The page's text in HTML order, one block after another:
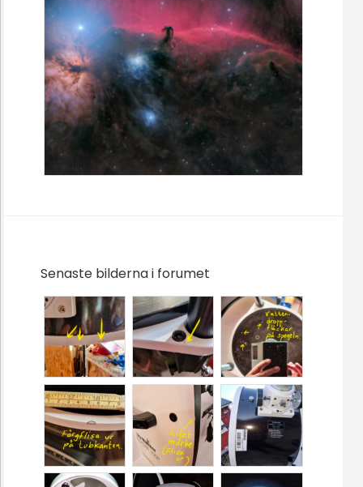
Senaste bilderna i forumet